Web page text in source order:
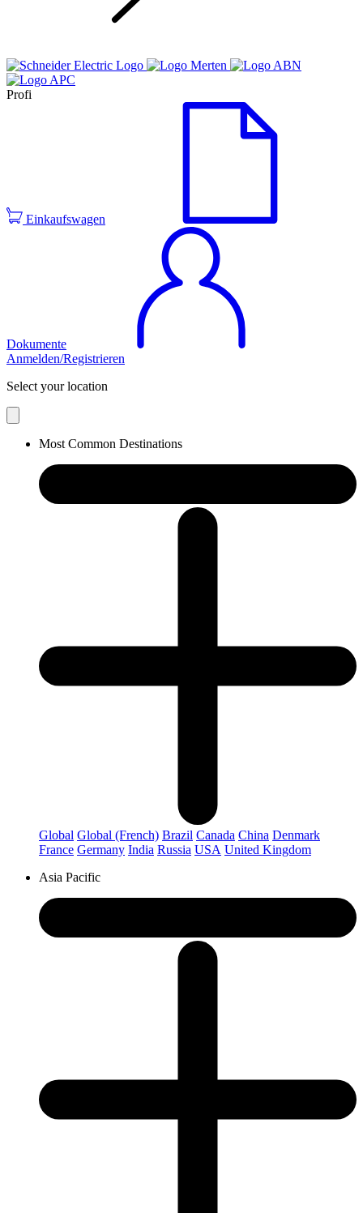
Profi
Einkaufswagen
Dokumente
Anmelden/Registrieren
Select your location
Most Common Destinations
Global Global (French) Brazil Canada China Denmark
France Germany India Russia USA United Kingdom
Asia Pacific